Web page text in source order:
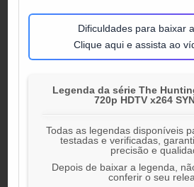
Dificuldades para baixar
Clique aqui e assista ao
Legenda da série The
720p HDTV x264
Todas as legendas disponíveis
testadas e verificadas,
precisão e
Depois de baixar a legenda,
conferir o seu